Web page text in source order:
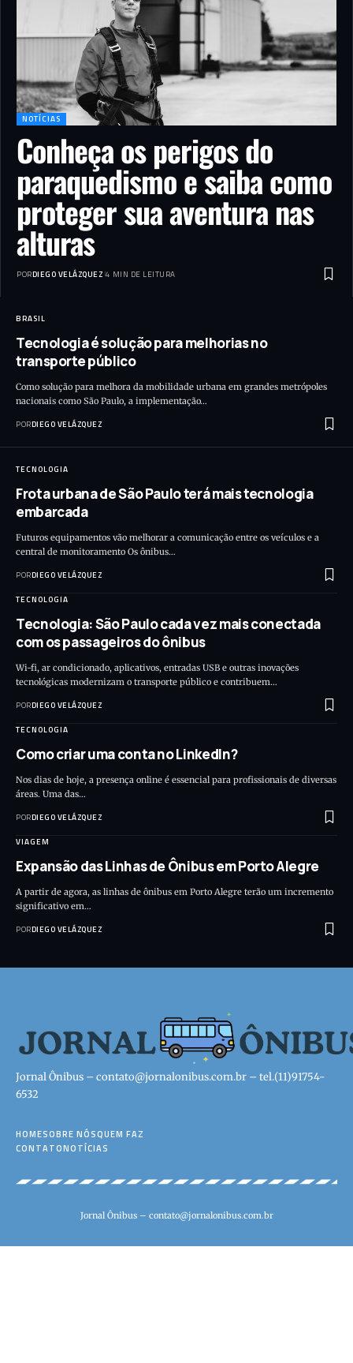
NOTÍCIAS
Conheça os perigos do
paraquedismo e saiba como
proteger sua aventura nas
alturas
PORDIEGO VELÁZQUEZ 4 MIN DE LEITURA
BRASIL
Tecnologia é solução para melhorias no
transporte público
Como solução para melhora da mobilidade urbana em grandes metrópoles
nacionais como São Paulo, a implementação…
PORDIEGO VELÁZQUEZ
TECNOLOGIA
Frota urbana de São Paulo terá mais tecnologia
embarcada
Futuros equipamentos vão melhorar a comunicação entre os veículos e a
central de monitoramento Os ônibus…
PORDIEGO VELÁZQUEZ
TECNOLOGIA
Tecnologia: São Paulo cada vez mais conectada
com os passageiros do ônibus
Wi-fi, ar condicionado, aplicativos, entradas USB e outras inovações
tecnológicas modernizam o transporte público e contribuem…
PORDIEGO VELÁZQUEZ
TECNOLOGIA
Como criar uma conta no LinkedIn?
Nos dias de hoje, a presença online é essencial para profissionais de diversas
áreas. Uma das…
PORDIEGO VELÁZQUEZ
VIAGEM
Expansão das Linhas de Ônibus em Porto Alegre
A partir de agora, as linhas de ônibus em Porto Alegre terão um incremento
significativo em…
PORDIEGO VELÁZQUEZ
Jornal Ônibus – contato@jornalonibus.com.br – tel.(11)91754-
6532
HOMESOBRE NÓSQUEM FAZ
CONTATONOTÍCIAS
Jornal Ônibus – contato@jornalonibus.com.br